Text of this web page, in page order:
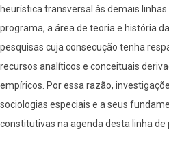
heurística transversal às demais
programa, a área de teoria e história
pesquisas cuja consecução tenha
recursos analíticos e conceituais
empíricos. Por essa razão,
sociologias especiais e a seus
constitutivas na agenda desta linha de